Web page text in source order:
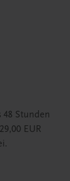
Stunden
EUR